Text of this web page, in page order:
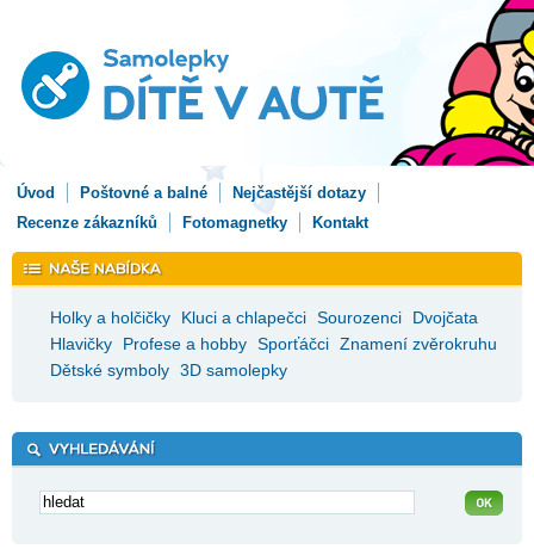
Úvod Poštovné a balné
Nejčastější dotazy
Recenze zákazníků
Fotomagnetky Kontakt
Holky a holčičky Kluci a chlapečci Sourozenci
Dvojčata
Hlavičky
Profese a hobby Sporťáčci Znamení zvěrokruhu
Dětské symboly 3D samolepky